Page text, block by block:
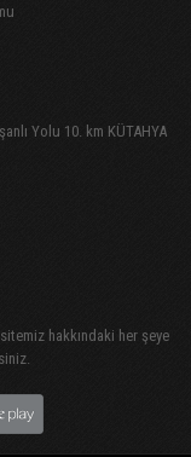
Yolu 10. km KÜTAHYA
hakkındaki her şeye